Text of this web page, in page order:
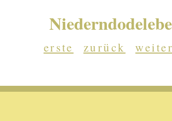
erste zurück weiter